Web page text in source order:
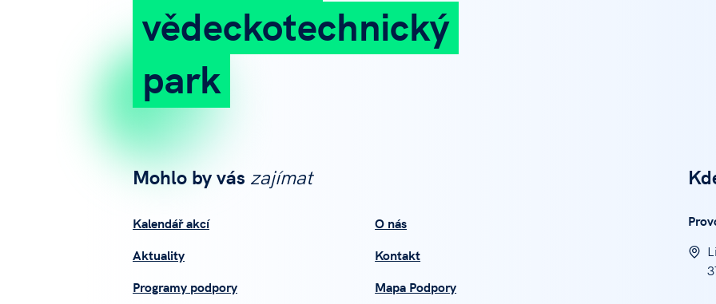
vědeckotechnický
park
Mohlo by vás zajímat
Kalendář akcí
Aktuality
Programy podpory
O nás
Kontakt
Mapa Podpory